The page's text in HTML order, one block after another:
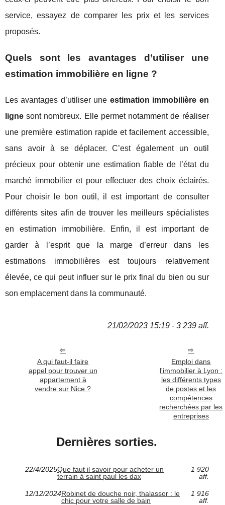
service, essayez de comparer les prix et les services
proposés.
Quels sont les avantages d’utiliser une
estimation immobilière en ligne ?
Les avantages d’utiliser une estimation immobilière en
ligne sont nombreux. Elle permet notamment de réaliser
une première estimation rapide et facilement accessible,
sans avoir à se déplacer. C’est également un outil
précieux pour obtenir une estimation fiable de l’état du
marché immobilier et pour effectuer des choix éclairés.
Pour choisir le bon outil, il est important de consulter
différents sites afin de trouver les meilleurs spécialistes
en estimation immobilière. Enfin, il est important de
garder à l’esprit que la marge d’erreur dans les
estimations immobilières est toujours relativement
élevée, ce qui peut influer sur le prix final du bien ou sur
son emplacement dans la communauté.
21/02/2023 15:19 - 3 239 aff.
A qui faut-il faire
appel pour trouver un
appartement à
vendre sur Nice ?
Emploi dans
l'immobilier à Lyon :
les différents types
de postes et les
compétences
recherchées par les
entreprises
Dernières sorties.
22/4/2025Que faut il savoir pour acheter un
terrain à saint paul les dax
1 920
aff.
12/12/2024Robinet de douche noir, thalassor : le
chic pour votre salle de bain
1 916
aff.